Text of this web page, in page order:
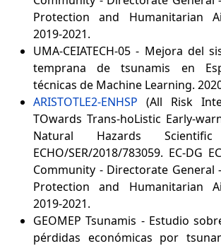
Protection and Humanitarian
2019-2021.
UMA-CEIATECH-05 - Mejora del
temprana de tsunamis en
técnicas de Machine Learning.
ARISTOTLE2-ENHSP (All Risk
TOwards Trans-hoListic Early-
Natural Hazards Scientific
ECHO/SER/2018/783059. EC-DG
Community - Directorate General
Protection and Humanitarian
2019-2021.
GEOMEP Tsunamis - Estudio
pérdidas económicas por